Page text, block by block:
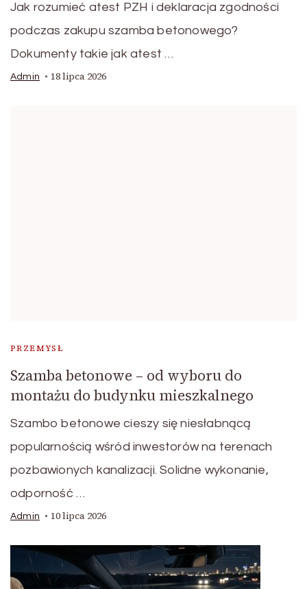
Jak rozumieć atest PZH i deklaracja zgodności
podczas zakupu szamba betonowego?
Dokumenty takie jak atest …
Admin 18 lipca 2026
PRZEMYSŁ
Szamba betonowe – od wyboru do
montażu do budynku mieszkalnego
Szambo betonowe cieszy się niesłabnącą
popularnością wśród inwestorów na terenach
pozbawionych kanalizacji. Solidne wykonanie,
odporność …
Admin 10 lipca 2026